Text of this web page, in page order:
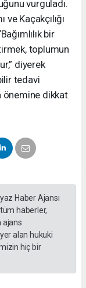
vurguladı.
Kaçakçılığı
bir
toplumun
diyerek
tedavi
önemine dikkat
Haber Ajansı
haberler,
ajans
alan hukuki
hiç bir